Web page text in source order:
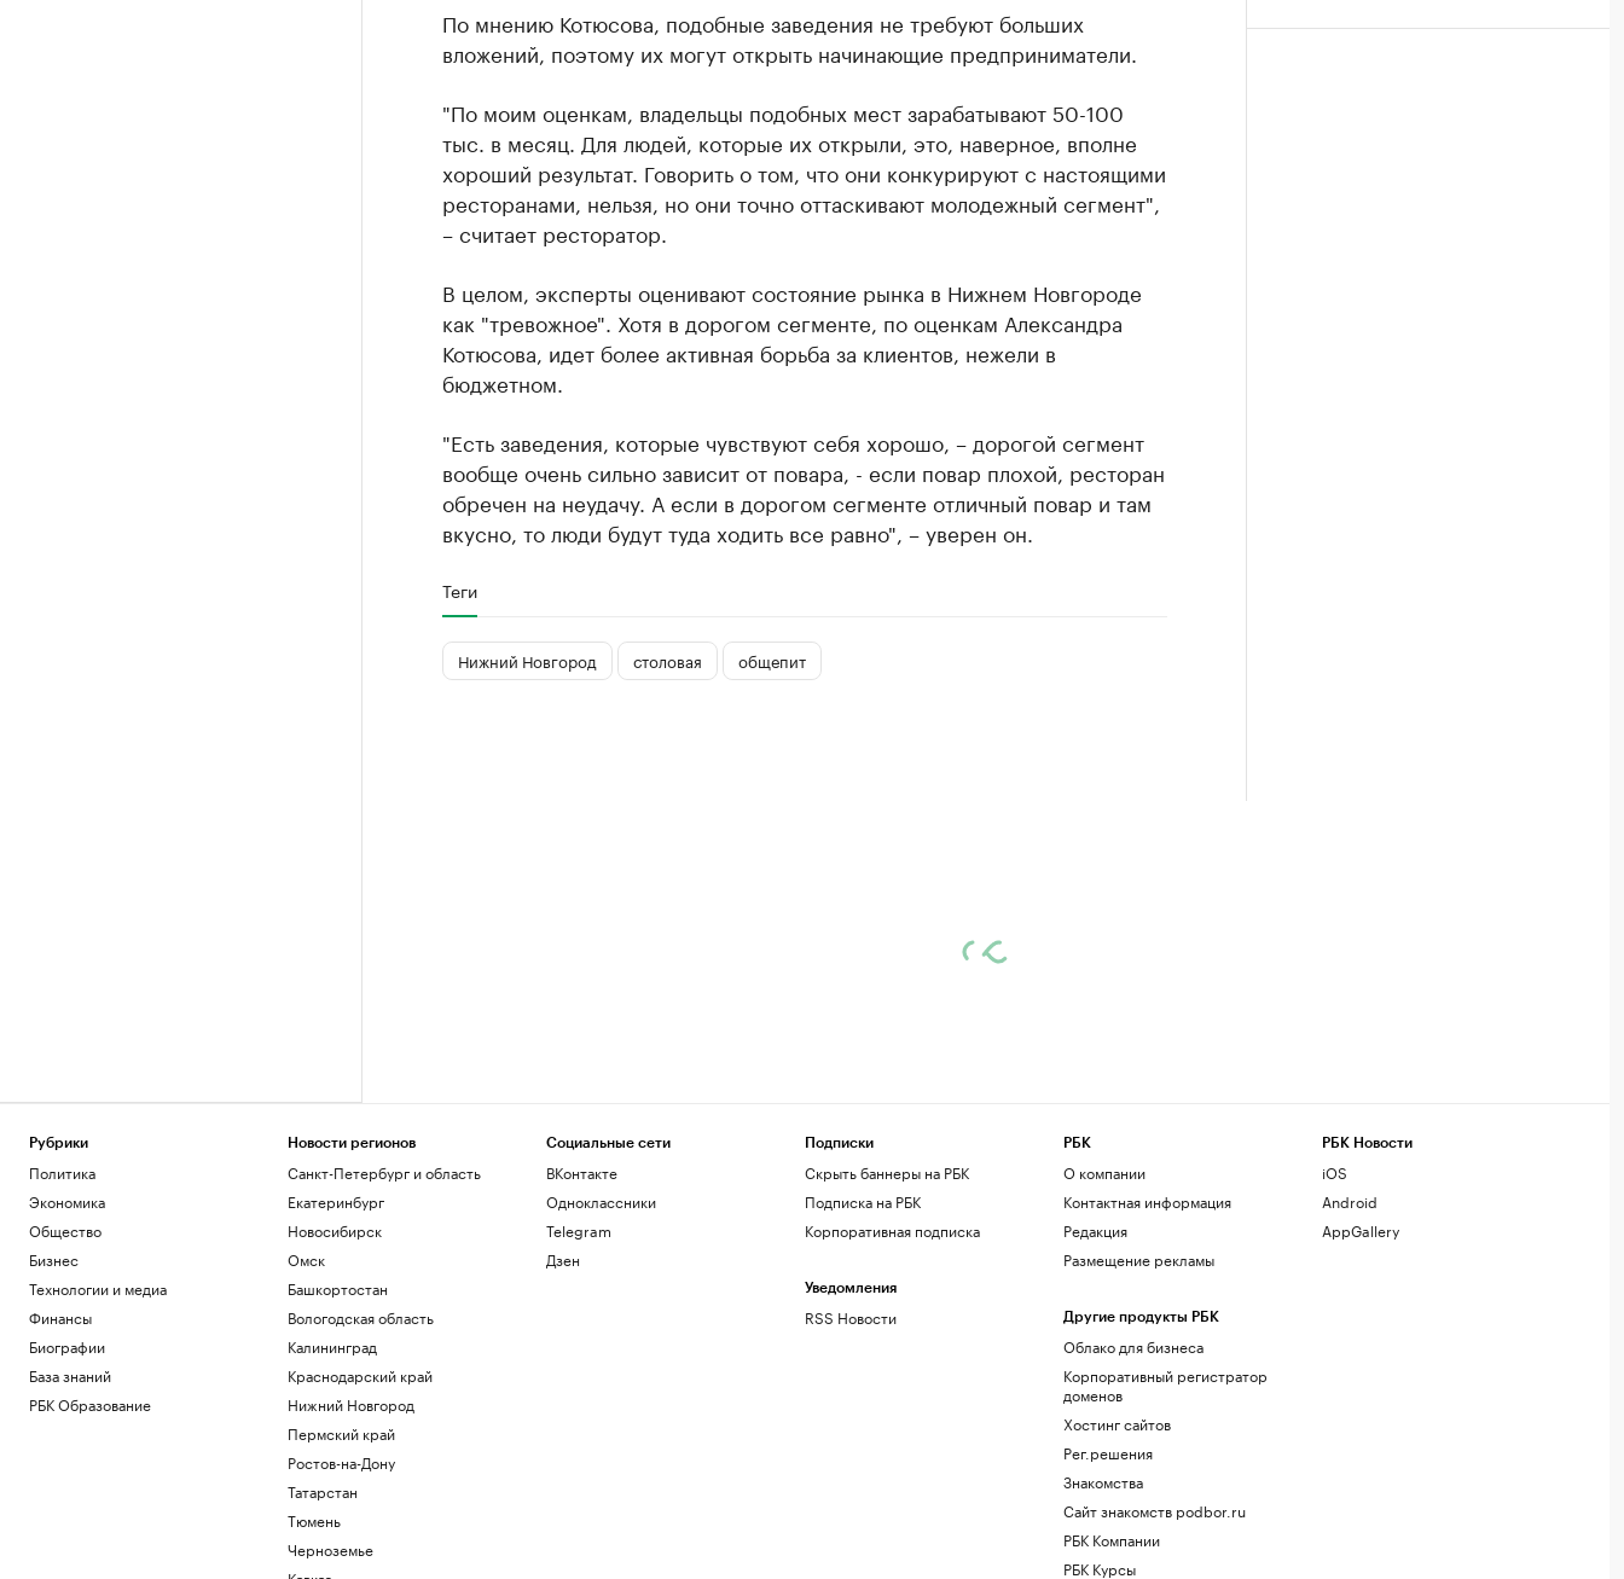
По мнению Котюсова, подобные заведения не требуют больших
вложений, поэтому их могут открыть начинающие предприниматели.
"По моим оценкам, владельцы подобных мест зарабатывают 50-100
тыс. в месяц. Для людей, которые их открыли, это, наверное, вполне
хороший результат. Говорить о том, что они конкурируют с настоящими
ресторанами, нельзя, но они точно оттаскивают молодежный сегмент",
– считает ресторатор.
В целом, эксперты оценивают состояние рынка в Нижнем Новгороде
как "тревожное". Хотя в дорогом сегменте, по оценкам Александра
Котюсова, идет более активная борьба за клиентов, нежели в
бюджетном.
"Есть заведения, которые чувствуют себя хорошо, – дорогой сегмент
вообще очень сильно зависит от повара, - если повар плохой, ресторан
обречен на неудачу. А если в дорогом сегменте отличный повар и там
вкусно, то люди будут туда ходить все равно", – уверен он.
Теги
Нижний Новгород столовая общепит
Рубрики
Политика
Экономика
Общество
Бизнес
Технологии и медиа
Финансы
Биографии
База знаний
РБК Образование
Новости регионов
Санкт-Петербург и область
Екатеринбург
Новосибирск
Омск
Башкортостан
Вологодская область
Калининград
Краснодарский край
Нижний Новгород
Пермский край
Ростов-на-Дону
Татарстан
Тюмень
Черноземье
Социальные сети
ВКонтакте
Одноклассники
Telegram
Дзен
Подписки
Скрыть баннеры на РБК
Подписка на РБК
Корпоративная подписка
Уведомления
RSS Новости
РБК
О компании
Контактная информация
Редакция
Размещение рекламы
Другие продукты РБК
Облако для бизнеса
Корпоративный регистратор
доменов
Хостинг сайтов
Рег.решения
Знакомства
Сайт знакомств podbor.ru
РБК Компании
РБК Курсы
РБК Новости
iOS
Android
AppGallery